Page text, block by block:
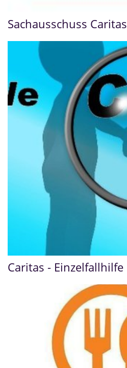
Sachausschuss Caritas
Caritas - Einzelfallhilfe